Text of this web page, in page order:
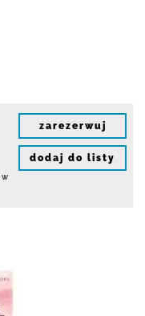
w
zarezerwuj
dodaj do listy